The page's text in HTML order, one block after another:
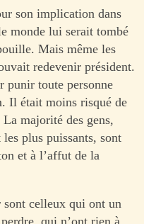
son implication dans
monde lui serait tombé
Mais même les
redevenir président.
punir toute personne
Il était moins risqué de
majorité des gens,
plus puissants, sont
et à l’affut de la
sont celleux qui ont un